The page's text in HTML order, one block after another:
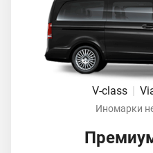
V-class
Иномарки